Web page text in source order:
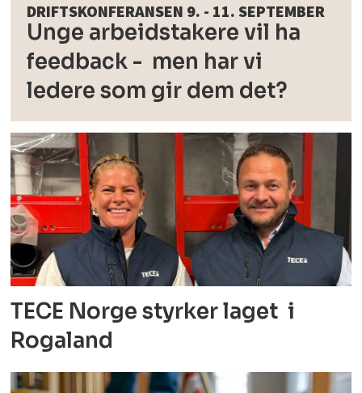
DRIFTSKONFERANSEN 9. - 11. SEPTEMBER
Unge arbeidstakere vil ha
feedback - men har vi
ledere som gir dem det?
TECE Norge styrker laget i
Rogaland